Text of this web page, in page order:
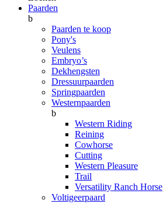
Paarden
b
Paarden te koop
Pony's
Veulens
Embryo’s
Dekhengsten
Dressuurpaarden
Springpaarden
Westernpaarden
b
Western Riding
Reining
Cowhorse
Cutting
Western Pleasure
Trail
Versatility Ranch Horse
Voltigeerpaard